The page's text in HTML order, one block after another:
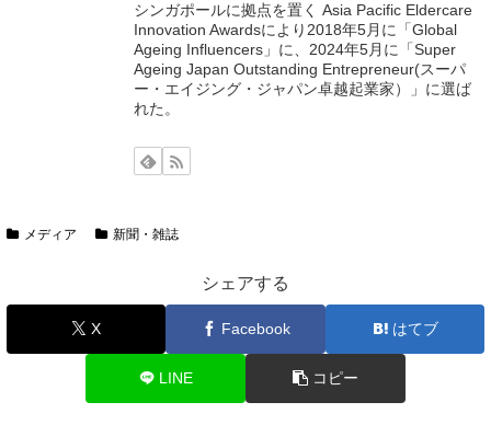
シンガポールに拠点を置く Asia Pacific Eldercare
Innovation Awardsにより2018年5月に「Global
Ageing Influencers」に、2024年5月に「Super
Ageing Japan Outstanding Entrepreneur(スーパ
ー・エイジング・ジャパン卓越起業家）」に選ば
れた。
メディア 新聞・雑誌
シェアする
X Facebook はてブ
LINE コピー